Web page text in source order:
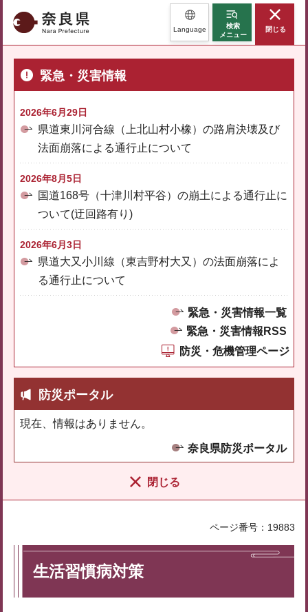
奈良県 Language
検索
メニュー
閉じる
緊急・災害情報
2026年6月29日
県道東川河合線（上北山村小橡）の路肩決壊及び
法面崩落による通行止について
2026年8月5日
国道168号（十津川村平谷）の崩土による通行止に
ついて(迂回路有り)
2026年6月3日
県道大又小川線（東吉野村大又）の法面崩落によ
る通行止について
緊急・災害情報一覧
緊急・災害情報RSS
防災・危機管理ページ
防災ポータル
現在、情報はありません。
奈良県防災ポータル
閉じる
ページ番号：19883
生活習慣病対策